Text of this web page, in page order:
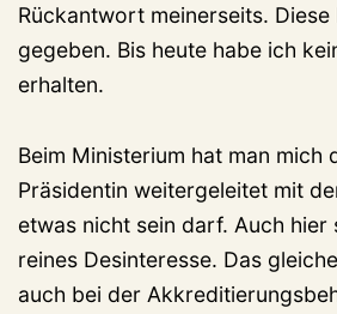
Rückantwort meinerseits. Diese
gegeben. Bis heute habe ich
erhalten.
Beim Ministerium hat man mich
Präsidentin weitergeleitet mit
etwas nicht sein darf. Auch hier
reines Desinteresse. Das
auch bei der